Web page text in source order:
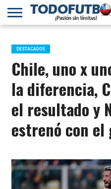
PRIMERA
B
SELECCIÓN
CHILENA
CHILENOS
EN EL
MUNDO
FÚTBOL
INTERNACIONAL
DESTACADOS
Chile, uno x
la diferencia,
el resultado y
estrenó con el